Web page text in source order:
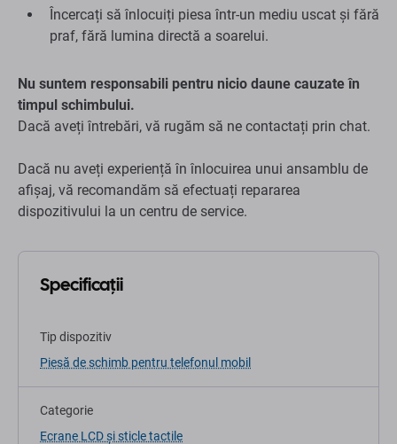
Încercați să înlocuiți piesa într-un mediu uscat și fără
praf, fără lumina directă a soarelui.
Nu suntem responsabili pentru nicio daune cauzate în
timpul schimbului.
Dacă aveți întrebări, vă rugăm să ne contactați prin chat.
Dacă nu aveți experiență în înlocuirea unui ansamblu de
afișaj, vă recomandăm să efectuați repararea
dispozitivului la un centru de service.
Specificații
Tip dispozitiv
Piesă de schimb pentru telefonul mobil
Categorie
Ecrane LCD și sticle tactile